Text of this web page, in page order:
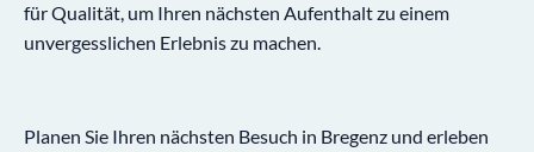
für Qualität, um Ihren nächsten Aufenthalt zu einem
unvergesslichen Erlebnis zu machen.
Planen Sie Ihren nächsten Besuch in Bregenz und erleben